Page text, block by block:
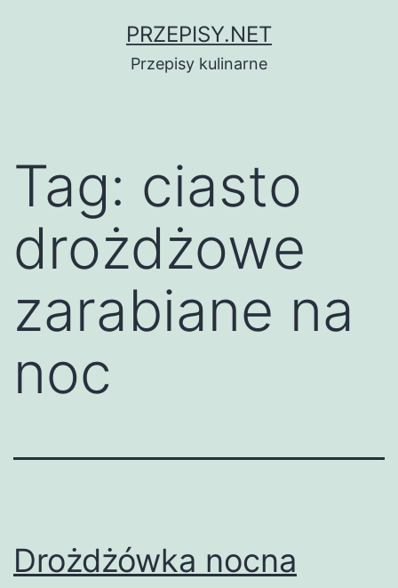
PRZEPISY.NET
Przepisy kulinarne
Tag: ciasto
drożdżowe
zarabiane na
noc
Drożdżówka nocna